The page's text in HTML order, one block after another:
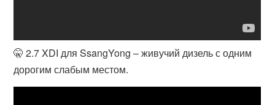
🤫 2.7 XDI для SsangYong – живучий дизель с одним
дорогим слабым местом.